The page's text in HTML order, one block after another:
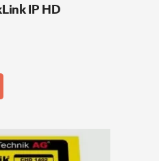
IP HD